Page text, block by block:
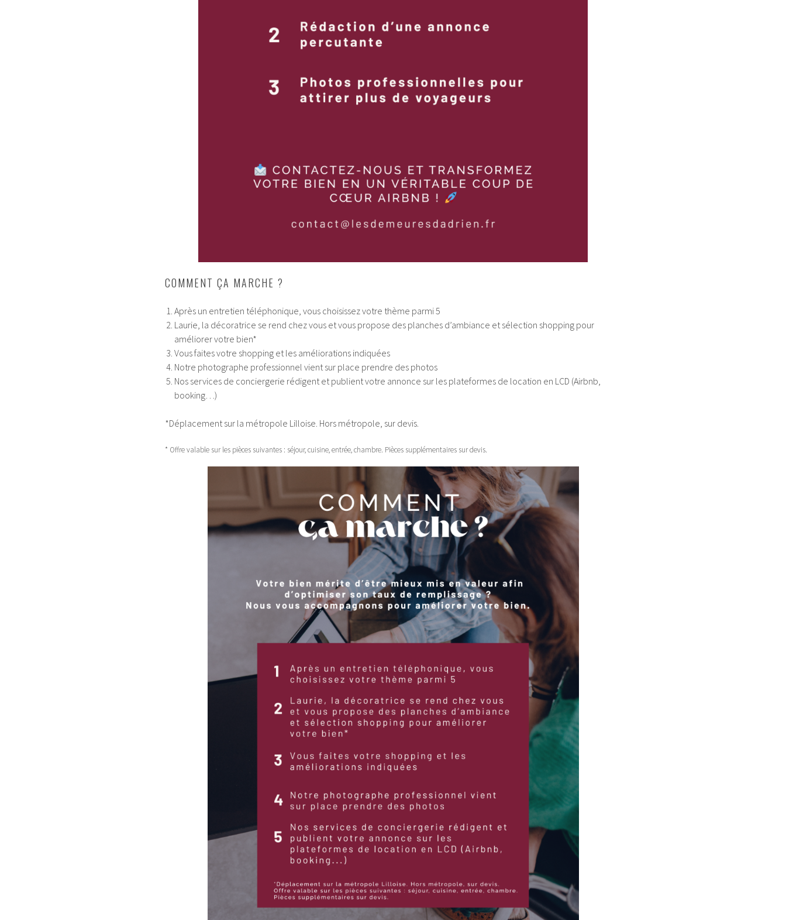
COMMENT ÇA MARCHE ?
Après un entretien téléphonique, vous choisissez votre thème parmi 5
Laurie, la décoratrice se rend chez vous et vous propose des planches d’ambiance et sélection shopping pour
améliorer votre bien*
Vous faites votre shopping et les améliorations indiquées
Notre photographe professionnel vient sur place prendre des photos
Nos services de conciergerie rédigent et publient votre annonce sur les plateformes de location en LCD (Airbnb,
booking…)
*Déplacement sur la métropole Lilloise. Hors métropole, sur devis.
* Offre valable sur les pièces suivantes : séjour, cuisine, entrée, chambre. Pièces supplémentaires sur devis.